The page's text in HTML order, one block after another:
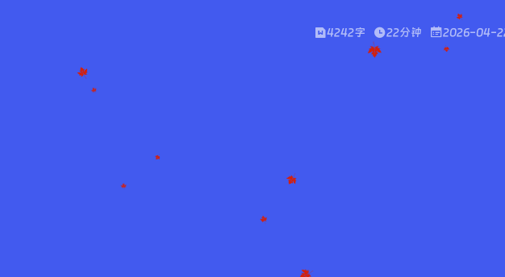
4242字 22分钟 2026-04-